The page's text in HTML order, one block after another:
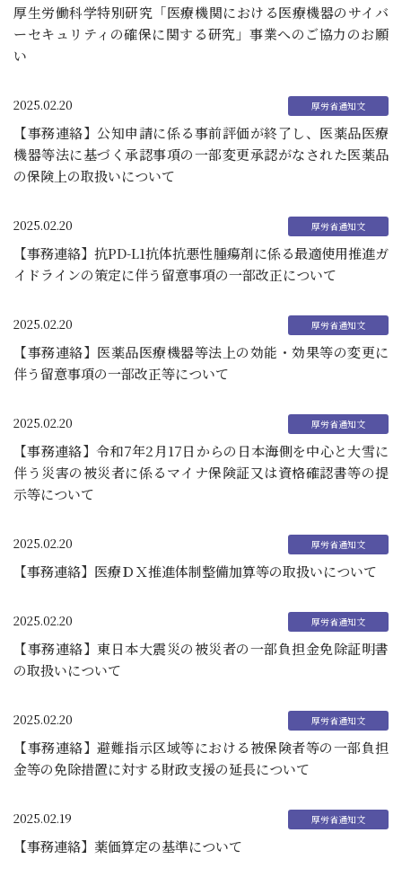
厚生労働科学特別研究「医療機関における医療機器のサイバ
ーセキュリティの確保に関する研究」事業へのご協力のお願
い
2025.02.20
【事務連絡】公知申請に係る事前評価が終了し、医薬品医療
機器等法に基づく承認事項の一部変更承認がなされた医薬品
の保険上の取扱いについて
2025.02.20
【事務連絡】抗PD-L1抗体抗悪性腫瘍剤に係る最適使用推進ガ
イドラインの策定に伴う留意事項の一部改正について
2025.02.20
【事務連絡】医薬品医療機器等法上の効能・効果等の変更に
伴う留意事項の一部改正等について
2025.02.20
【事務連絡】令和7年2月17日からの日本海側を中心と大雪に
伴う災害の被災者に係るマイナ保険証又は資格確認書等の提
示等について
2025.02.20
【事務連絡】医療ＤＸ推進体制整備加算等の取扱いについて
2025.02.20
【事務連絡】東日本大震災の被災者の一部負担金免除証明書
の取扱いについて
2025.02.20
【事務連絡】避難指示区域等における被保険者等の一部負担
金等の免除措置に対する財政支援の延長について
2025.02.19
【事務連絡】薬価算定の基準について